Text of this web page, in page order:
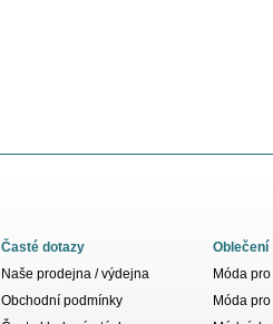
Časté dotazy
Naše prodejna / výdejna
Obchodní podmínky
Oblečení
Móda pro
Móda